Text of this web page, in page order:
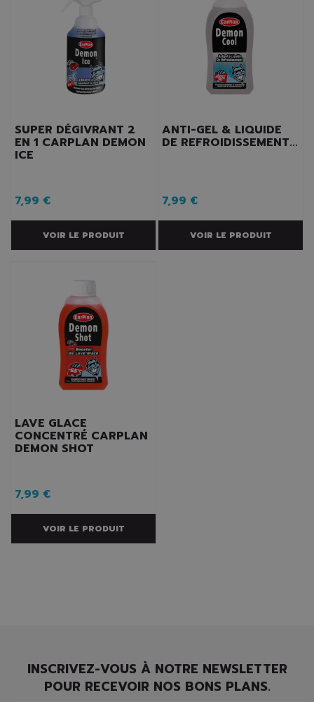
SUPER DÉGIVRANT 2
EN 1 CARPLAN DEMON
ICE
7,99 €
VOIR LE PRODUIT
ANTI-GEL & LIQUIDE
DE REFROIDISSEMENT...
7,99 €
VOIR LE PRODUIT
LAVE GLACE
CONCENTRÉ CARPLAN
DEMON SHOT
7,99 €
VOIR LE PRODUIT
INSCRIVEZ-VOUS À NOTRE NEWSLETTER
POUR RECEVOIR NOS BONS PLANS.